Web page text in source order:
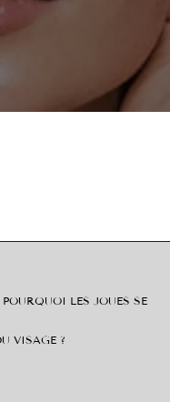
LES JOUES SE
VISAGE ?